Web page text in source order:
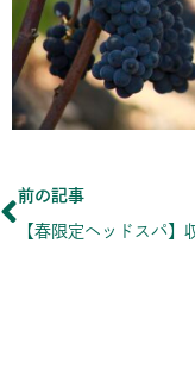
Prev
前の記事